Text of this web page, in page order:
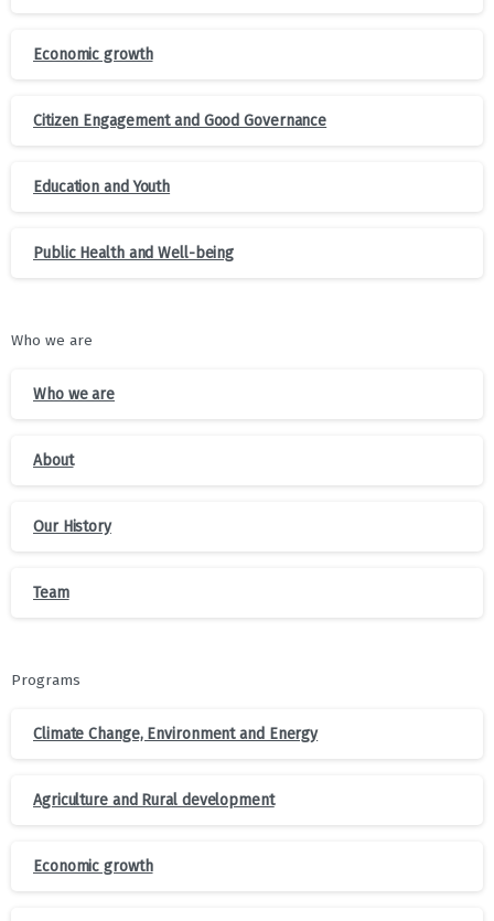
Economic growth
Citizen Engagement and Good Governance
Education and Youth
Public Health and Well-being
Who we are
Who we are
About
Our History
Team
Programs
Climate Change, Environment and Energy
Agriculture and Rural development
Economic growth